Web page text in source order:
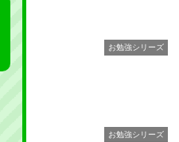
お勉強シリーズ
お勉強シリーズ